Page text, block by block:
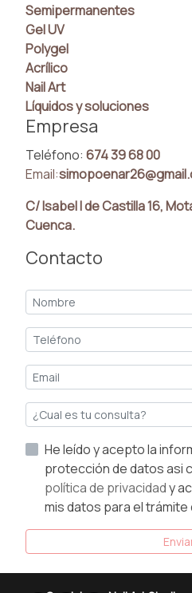
Semipermanentes
Gel UV
Polygel
Acrílico
Nail Art
Líquidos y soluciones
Empresa
Teléfono: 674 39 68 00
Email:
C/ Isabel I de Castilla 16,
Cuenca.
Contacto
He leído y acepto la información básica sobre
protección
política de privacidady
mis datos para el trámite